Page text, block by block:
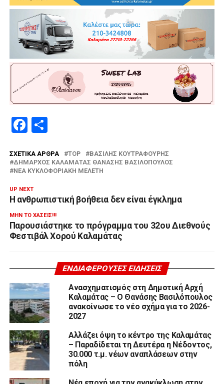
Facebook
Μοιραστείτε
ΣΧΕΤΙΚΆ ΆΡΘΡΑ TOP
ΒΑΣΊΛΗΣ ΚΟΥΤΡΑΦΟΎΡΗΣ
ΔΉΜΑΡΧΟΣ ΚΑΛΑΜΆΤΑΣ ΘΑΝΆΣΗΣ ΒΑΣΙΛΌΠΟΥΛΟΣ
ΝΈΑ ΚΥΚΛΟΦΟΡΙΑΚΉ ΜΕΛΈΤΗ
UP NEXT
Η ανθρωπιστική βοήθεια δεν είναι έγκλημα
ΜΗΝ ΤΟ ΧΆΣΕΙΣ!!!
Παρουσιάστηκε το πρόγραμμα του 32ου Διεθνούς
Φεστιβάλ Χορού Καλαμάτας
ΕΝΔΙΑΦΈΡΟΥΣΕΣ ΕΙΔΉΣΕΙΣ
Ανασχηματισμός στη Δημοτική Αρχή
Καλαμάτας – Ο Θανάσης Βασιλόπουλος
ανακοίνωσε το νέο σχήμα για το 2026-
2027
Αλλάζει όψη το κέντρο της Καλαμάτας
– Παραδίδεται τη Δευτέρα η Νέδοντος,
30.000 τ.μ. νέων αναπλάσεων στην
πόλη